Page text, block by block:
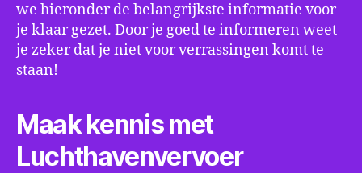
we hieronder de belangrijkste informatie voor
je klaar gezet. Door je goed te informeren weet
je zeker dat je niet voor verrassingen komt te
staan!
Maak kennis met
Luchthavenvervoer